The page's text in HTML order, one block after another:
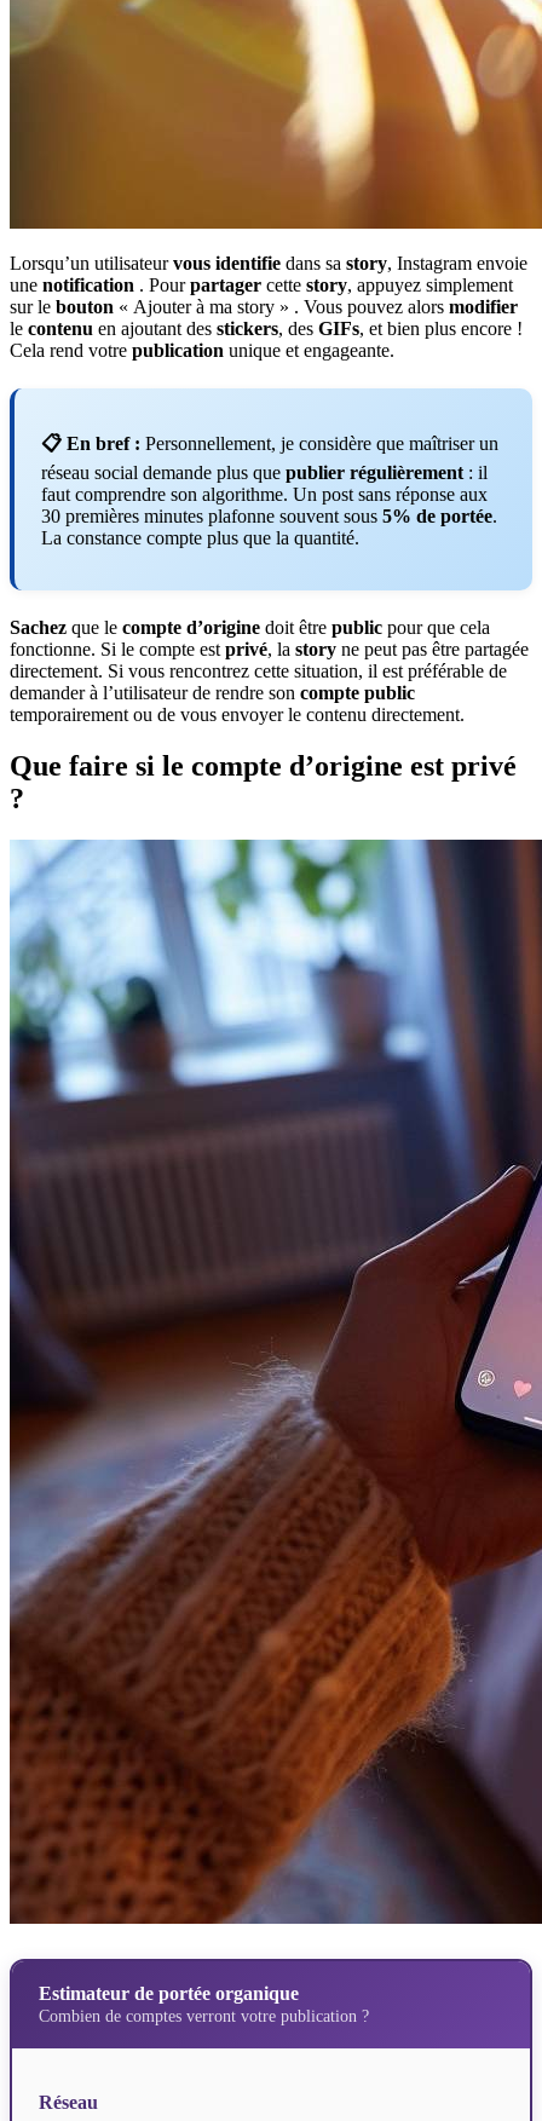
Lorsqu’un utilisateurvous identifie dans sa story, Instagram envoie
une notification . Pourpartager cette story, appuyez simplement
sur le bouton « Ajouter à ma story » . Vous pouvez alors modifier
le contenu en ajoutant des stickers, des GIFs, et bien plus encore !
Cela rend votre publication unique et engageante.
📋 En bref : Personnellement, je considère que maîtriser un
réseau social demande plus que publier régulièrement : il
faut comprendre son algorithme. Un post sans réponse aux
30 premières minutes plafonne souvent sous 5% de portée.
La constance compte plus que la quantité.
Sachez que le compte d’origine doit être public pour que cela
fonctionne. Si le compte est privé, la story ne peut pas être partagée
directement. Si vous rencontrez cette situation, il est préférable de
demander à l’utilisateur de rendre son compte public
temporairement ou de vous envoyer le contenu directement.
Que faire si le compte d’origine est privé
?
Estimateur de portée organique
Combien de comptes verront votre publication ?
Réseau